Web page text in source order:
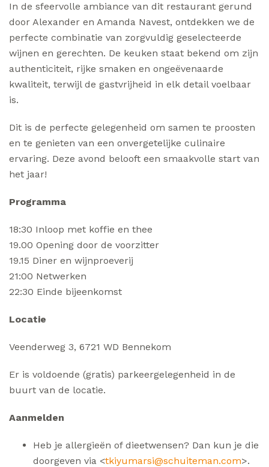
In de sfeervolle ambiance van dit restaurant gerund
door Alexander en Amanda Navest, ontdekken we de
perfecte combinatie van zorgvuldig geselecteerde
wijnen en gerechten. De keuken staat bekend om zijn
authenticiteit, rijke smaken en ongeëvenaarde
kwaliteit, terwijl de gastvrijheid in elk detail voelbaar
is.
Dit is de perfecte gelegenheid om samen te proosten
en te genieten van een onvergetelijke culinaire
ervaring. Deze avond belooft een smaakvolle start van
het jaar!
Programma
18:30 Inloop met koffie en thee
19.00 Opening door de voorzitter
19.15 Diner en wijnproeverij
21:00 Netwerken
22:30 Einde bijeenkomst
Locatie
Veenderweg 3, 6721 WD Bennekom
Er is voldoende (gratis) parkeergelegenheid in de
buurt van de locatie.
Aanmelden
Heb je allergieën of dieetwensen? Dan kun je die
doorgeven via <tkiyumarsi@schuiteman.com>.